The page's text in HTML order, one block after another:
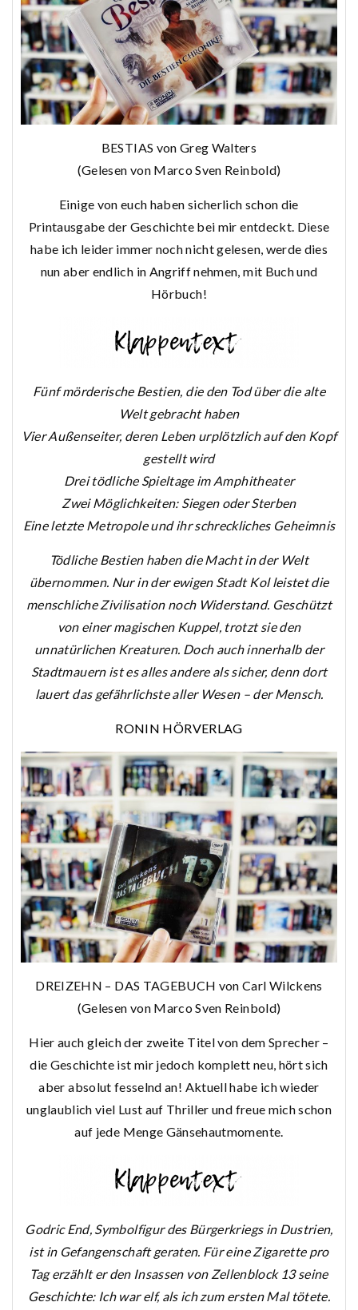
BESTIAS von Greg Walters
(Gelesen von Marco Sven Reinbold)
Einige von euch haben sicherlich schon die
Printausgabe der Geschichte bei mir entdeckt. Diese
habe ich leider immer noch nicht gelesen, werde dies
nun aber endlich in Angriff nehmen, mit Buch und
Hörbuch!
Fünf mörderische Bestien, die den Tod über die alte
Welt gebracht haben
Vier Außenseiter, deren Leben urplötzlich auf den Kopf
gestellt wird
Drei tödliche Spieltage im Amphitheater
Zwei Möglichkeiten: Siegen oder Sterben
Eine letzte Metropole und ihr schreckliches Geheimnis
Tödliche Bestien haben die Macht in der Welt
übernommen. Nur in der ewigen Stadt Kol leistet die
menschliche Zivilisation noch Widerstand. Geschützt
von einer magischen Kuppel, trotzt sie den
unnatürlichen Kreaturen. Doch auch innerhalb der
Stadtmauern ist es alles andere als sicher, denn dort
lauert das gefährlichste aller Wesen – der Mensch.
RONIN HÖRVERLAG
DREIZEHN – DAS TAGEBUCH von Carl Wilckens
(Gelesen von Marco Sven Reinbold)
Hier auch gleich der zweite Titel von dem Sprecher –
die Geschichte ist mir jedoch komplett neu, hört sich
aber absolut fesselnd an! Aktuell habe ich wieder
unglaublich viel Lust auf Thriller und freue mich schon
auf jede Menge Gänsehautmomente.
Godric End, Symbolfigur des Bürgerkriegs in Dustrien,
ist in Gefangenschaft geraten. Für eine Zigarette pro
Tag erzählt er den Insassen von Zellenblock 13seine
Geschichte: Ich war elf, als ich zum ersten Mal tötete.